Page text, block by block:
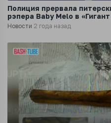
Полиция прервала
рэпера Baby Melo в
доставлен в
Новости 2 года назад